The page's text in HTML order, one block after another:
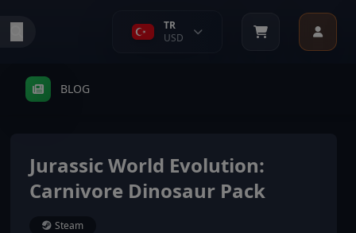
TR
USD
BLOG
Jurassic World Evolution:
Carnivore Dinosaur Pack
Steam